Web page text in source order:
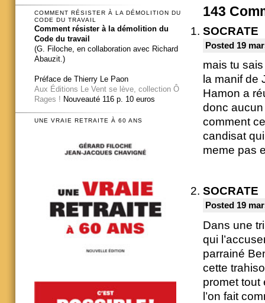
143
SOCRATE
Posted 19
mais tu
la manif de
Hamon a
donc
comment
candisat
meme pas
SOCRATE
Posted 19
Dans une
qui
parrainé
cette
promet tout
l’on fait
COMMENT RÉSISTER À LA DÉMOLITION DU
CODE DU TRAVAIL
Comment résister à la démolition du
Code du travail
(G. Filoche, en collaboration avec Richard
Abauzit.)
Préface de Thierry Le Paon
Aux Éditions Le Vent se lève, collection Ô
Rages ! Nouveauté 116 p. 10 euros
UNE VRAIE RETRAITE À 60 ANS